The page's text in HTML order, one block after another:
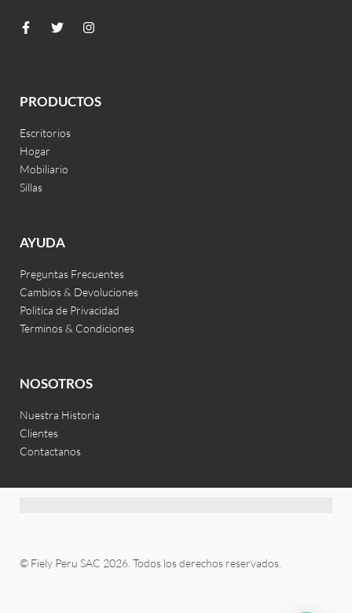
PRODUCTOS
Escritorios
Hogar
Mobiliario
Sillas
AYUDA
Preguntas Frecuentes
Cambios & Devoluciones
Politica de Privacidad
Terminos & Condiciones
NOSOTROS
Nuestra Historia
Clientes
Contactanos
© Fiely Peru SAC 2026. Todos los derechos reservados.